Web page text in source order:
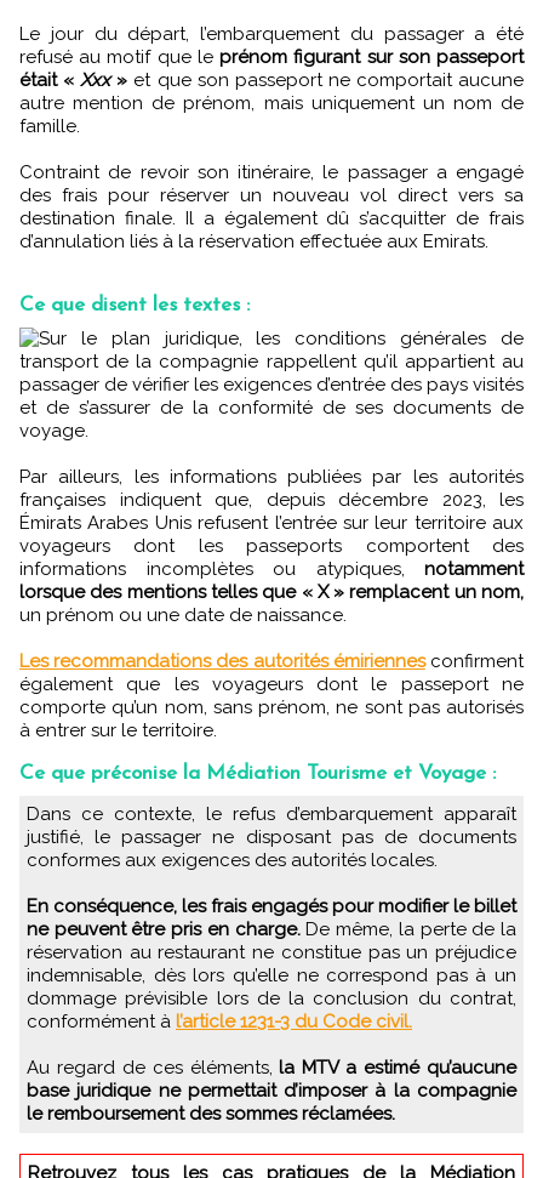
Le jour du départ, l’embarquement du passager a été
refusé au motif que leprénom figurant sur son passeport
était « Xxx » et que son passeport ne comportait aucune
autre mention de prénom, mais uniquement un nom de
famille.
Contraint de revoir son itinéraire, le passager a engagé
des frais pour réserver un nouveau vol direct vers sa
destination finale. Il a également dû s’acquitter de frais
d’annulation liés à la réservation effectuée aux Emirats.
Ce que disent les textes :
Sur le plan juridique, les conditions générales de
transport de la compagnie rappellent qu’il appartient au
passager de vérifier les exigences d’entrée des pays visités
et de s’assurer de la conformité de ses documents de
voyage.
Par ailleurs, les informations publiées par les autorités
françaises indiquent que, depuis décembre 2023, les
Émirats Arabes Unis refusent l’entrée sur leur territoire aux
voyageurs dont les passeports comportent des
informations incomplètes ou atypiques, notamment
lorsque des mentions telles que « X » remplacent un nom,
un prénom ou une date de naissance.
Les recommandations des autorités émiriennesconfirment
également que les voyageurs dont le passeport ne
comporte qu’un nom, sans prénom, ne sont pas autorisés
à entrer sur le territoire.
Ce que préconise la Médiation Tourisme et Voyage :
Dans ce contexte, le refus d’embarquement apparaît
justifié, le passager ne disposant pas de documents
conformes aux exigences des autorités locales.
En conséquence, les frais engagés pour modifier le billet
ne peuvent être pris en charge.De même, la perte de la
réservation au restaurant ne constitue pas un préjudice
indemnisable, dès lors qu’elle ne correspond pas à un
dommage prévisible lors de la conclusion du contrat,
conformément à l’article 1231-3 du Code civil.
Au regard de ces éléments,la MTV a estimé qu’aucune
base juridique ne permettait d’imposer à la compagnie
le remboursement des sommes réclamées.
Retrouvez tous les cas pratiques de la Médiation